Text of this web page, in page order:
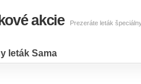
akcie Prezeráte leták
leták Sama